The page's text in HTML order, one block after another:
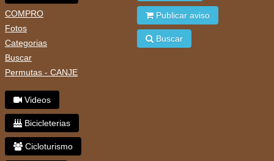
COMPRO
Fotos
Categorias
Buscar
Permutas - CANJE
Videos
Bicicleterias
Cicloturismo
Publicar aviso
Buscar